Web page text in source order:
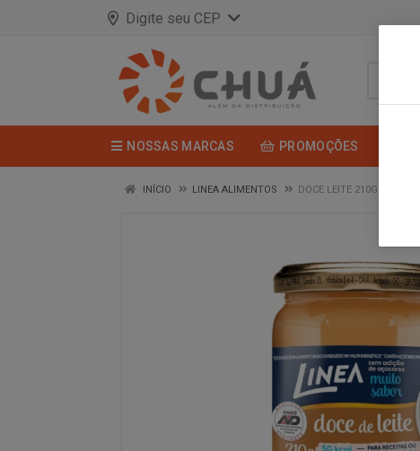
Digite seu CEP
NOSSAS MARCAS PROMOÇÕES
INÍCIO LINEA ALIMENTOS DOCE LEITE 210G LINEA